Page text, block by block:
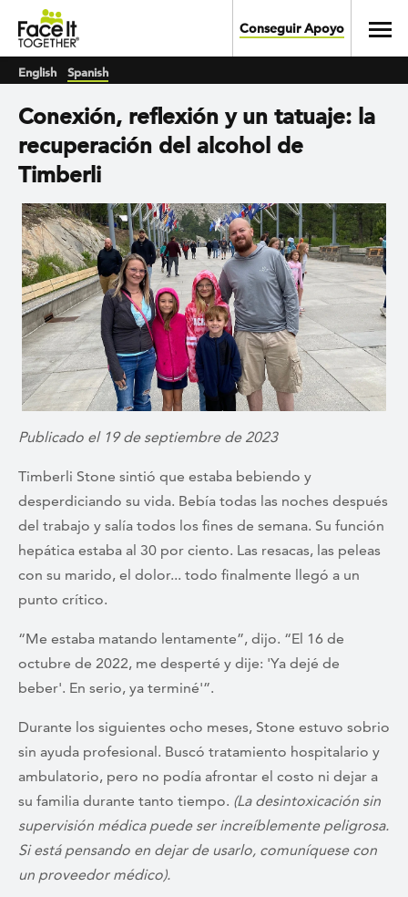
Skip to main content
Conseguir Apoyo
English Spanish
Conexión, reflexión y un tatuaje: la
recuperación del alcohol de
Timberli
Publicado el 19 de septiembre de 2023
Timberli Stone sintió que estaba bebiendo y
desperdiciando su vida. Bebía todas las noches después
del trabajo y salía todos los fines de semana. Su función
hepática estaba al 30 por ciento. Las resacas, las peleas
con su marido, el dolor... todo finalmente llegó a un
punto crítico.
“Me estaba matando lentamente”, dijo. “El 16 de
octubre de 2022, me desperté y dije: 'Ya dejé de
beber'. En serio, ya terminé'”.
Durante los siguientes ocho meses, Stone estuvo sobrio
sin ayuda profesional. Buscó tratamiento hospitalario y
ambulatorio, pero no podía afrontar el costo ni dejar a
su familia durante tanto tiempo. (La desintoxicación sin
supervisión médica puede ser increíblemente peligrosa.
Si está pensando en dejar de usarlo, comuníquese con
un proveedor médico).